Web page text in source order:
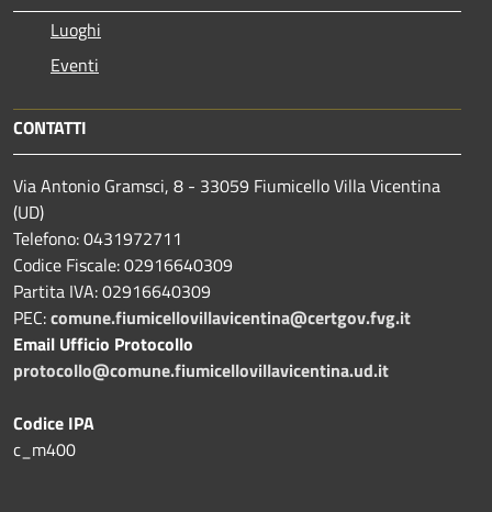
Luoghi
Eventi
CONTATTI
Via Antonio Gramsci, 8 - 33059 Fiumicello Villa Vicentina
(UD)
Telefono: 0431972711
Codice Fiscale: 02916640309
Partita IVA: 02916640309
PEC:comune.fiumicellovillavicentina@certgov.fvg.it
Email Ufficio Protocollo
protocollo@comune.fiumicellovillavicentina.ud.it
Codice IPA
c_m400